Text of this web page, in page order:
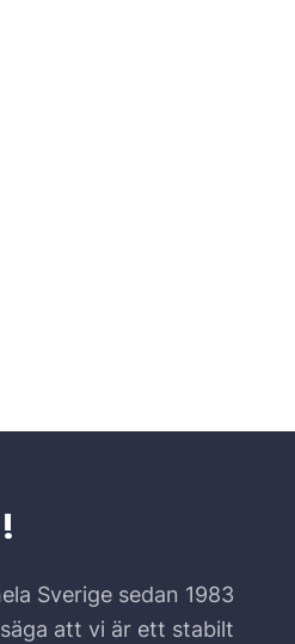
Sverige sedan 1983
att vi är ett stabilt